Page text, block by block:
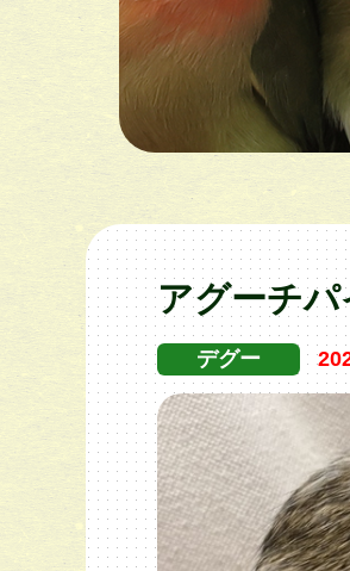
アグーチ
デグー